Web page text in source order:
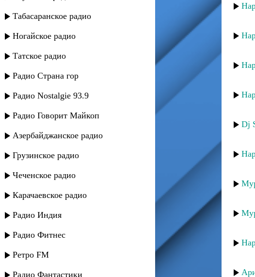
Табасаранское радио
Ногайское радио
Татское радио
Радио Страна гор
Радио Nostalgie 93.9
Радио Говорит Майкоп
Азербайджанское радио
Грузинское радио
Чеченское радио
Карачаевское радио
Радио Индия
Радио Фитнес
Ретро FM
Радио Фантастики
Dj